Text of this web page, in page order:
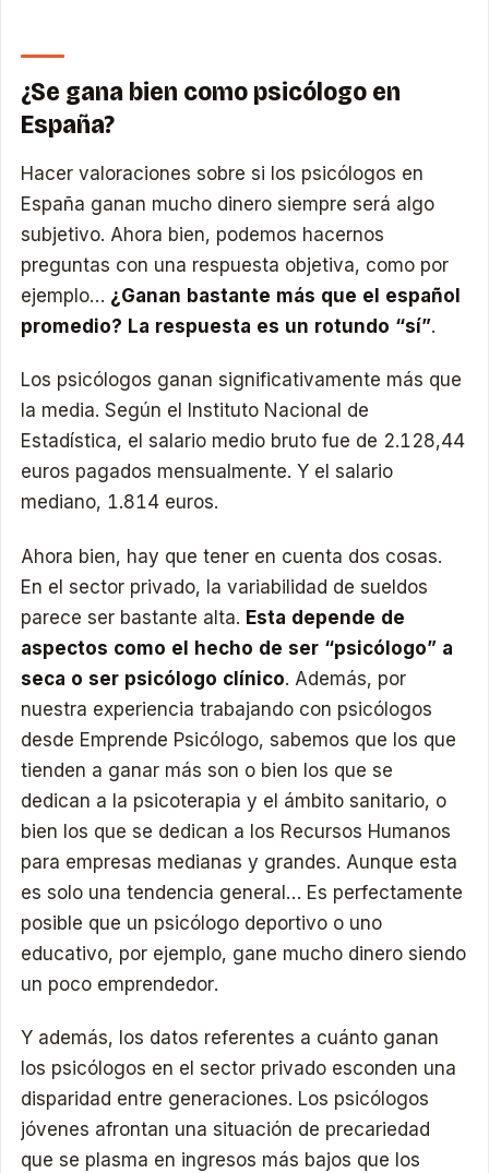
¿Se gana bien como psicólogo en
España?
Hacer valoraciones sobre si los psicólogos en
España ganan mucho dinero siempre será algo
subjetivo. Ahora bien, podemos hacernos
preguntas con una respuesta objetiva, como por
ejemplo… ¿Ganan bastante más que el español
promedio? La respuesta es un rotundo “sí”.
Los psicólogos ganan significativamente más que
la media. Según el Instituto Nacional de
Estadística, el salario medio bruto fue de 2.128,44
euros pagados mensualmente. Y el salario
mediano, 1.814 euros.
Ahora bien, hay que tener en cuenta dos cosas.
En el sector privado, la variabilidad de sueldos
parece ser bastante alta. Esta depende de
aspectos como el hecho de ser “psicólogo” a
seca o ser psicólogo clínico. Además, por
nuestra experiencia trabajando con psicólogos
desde Emprende Psicólogo, sabemos que los que
tienden a ganar más son o bien los que se
dedican a la psicoterapia y el ámbito sanitario, o
bien los que se dedican a los Recursos Humanos
para empresas medianas y grandes. Aunque esta
es solo una tendencia general… Es perfectamente
posible que un psicólogo deportivo o uno
educativo, por ejemplo, gane mucho dinero siendo
un poco emprendedor.
Y además, los datos referentes a cuánto ganan
los psicólogos en el sector privado esconden una
disparidad entre generaciones. Los psicólogos
jóvenes afrontan una situación de precariedad
que se plasma en ingresos más bajos que los